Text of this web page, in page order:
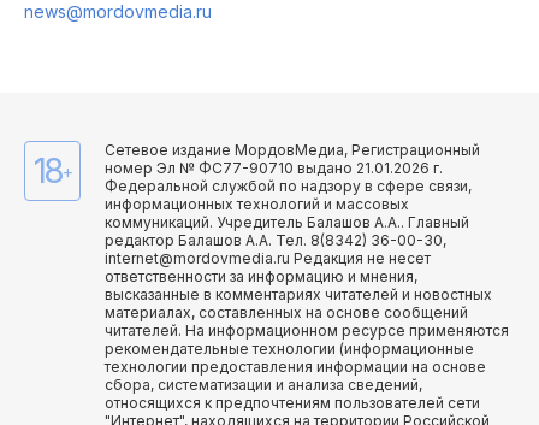
news@mordovmedia.ru
18+
Сетевое издание МордовМедиа, Регистрационный
номер Эл № ФС77-90710 выдано 21.01.2026 г.
Федеральной службой по надзору в сфере связи,
информационных технологий и массовых
коммуникаций. Учредитель Балашов А.А.. Главный
редактор Балашов А.А. Тел. 8(8342) 36-00-30,
internet@mordovmedia.ru Редакция не несет
ответственности за информацию и мнения,
высказанные в комментариях читателей и новостных
материалах, составленных на основе сообщений
читателей. На информационном ресурсе применяются
рекомендательные технологии (информационные
технологии предоставления информации на основе
сбора, систематизации и анализа сведений,
относящихся к предпочтениям пользователей сети
"Интернет", находящихся на территории Российской